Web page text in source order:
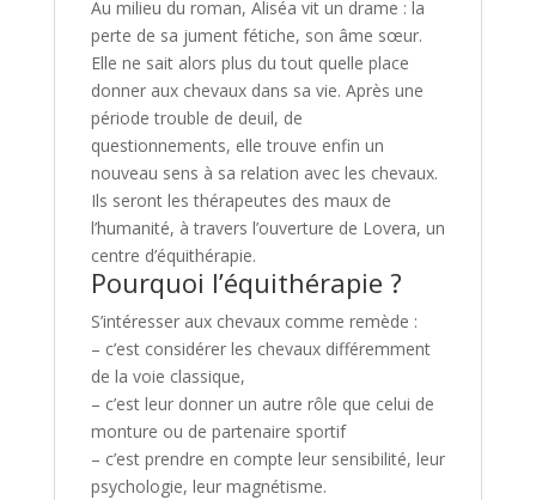
Au milieu du roman, Aliséa vit un drame : la
perte de sa jument fétiche, son âme sœur.
Elle ne sait alors plus du tout quelle place
donner aux chevaux dans sa vie. Après une
période trouble de deuil, de
questionnements, elle trouve enfin un
nouveau sens à sa relation avec les chevaux.
Ils seront les thérapeutes des maux de
l’humanité, à travers l’ouverture de Lovera, un
centre d’équithérapie.
Pourquoi l’équithérapie ?
S’intéresser aux chevaux comme remède :
– c’est considérer les chevaux différemment
de la voie classique,
– c’est leur donner un autre rôle que celui de
monture ou de partenaire sportif
– c’est prendre en compte leur sensibilité, leur
psychologie, leur magnétisme.